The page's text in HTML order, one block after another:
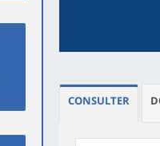
CONSULTER